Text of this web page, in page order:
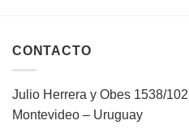
CONTACTO
Julio Herrera y Obes 1538/102
Montevideo – Uruguay